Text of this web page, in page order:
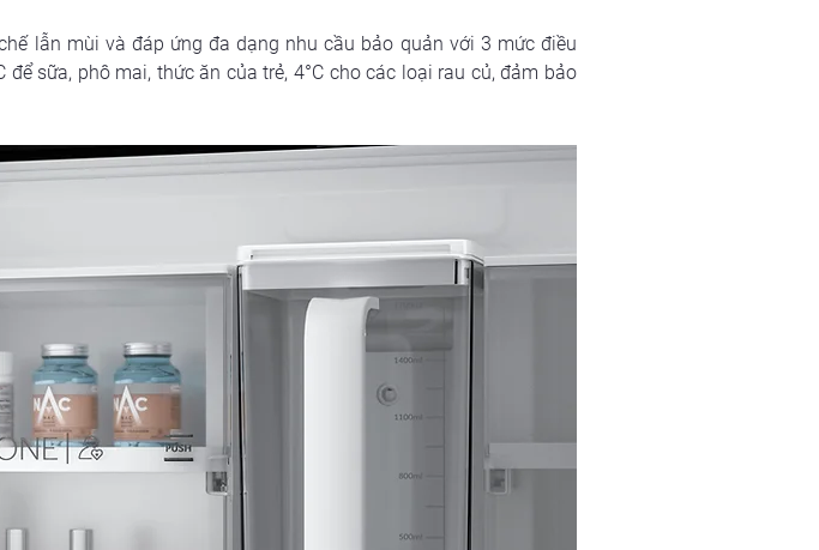
lẫn mùi và đáp ứng đa dạng nhu cầu bảo quản với 3 mức điều
sữa, phô mai, thức ăn của trẻ, 4°C cho các loại rau củ, đảm bảo